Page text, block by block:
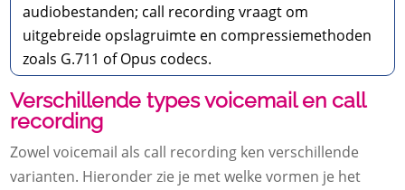
audiobestanden; call recording vraagt om
uitgebreide opslagruimte en compressiemethoden
zoals G.711 of Opus codecs.
Verschillende types voicemail en call
recording
Zowel voicemail als call recording ken verschillende
varianten. Hieronder zie je met welke vormen je het